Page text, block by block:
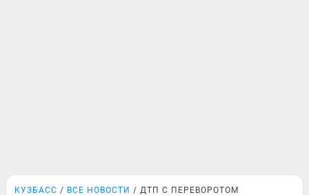
КУЗБАСС ВСЕ НОВОСТИ ДТП С ПЕРЕВОРОТОМ